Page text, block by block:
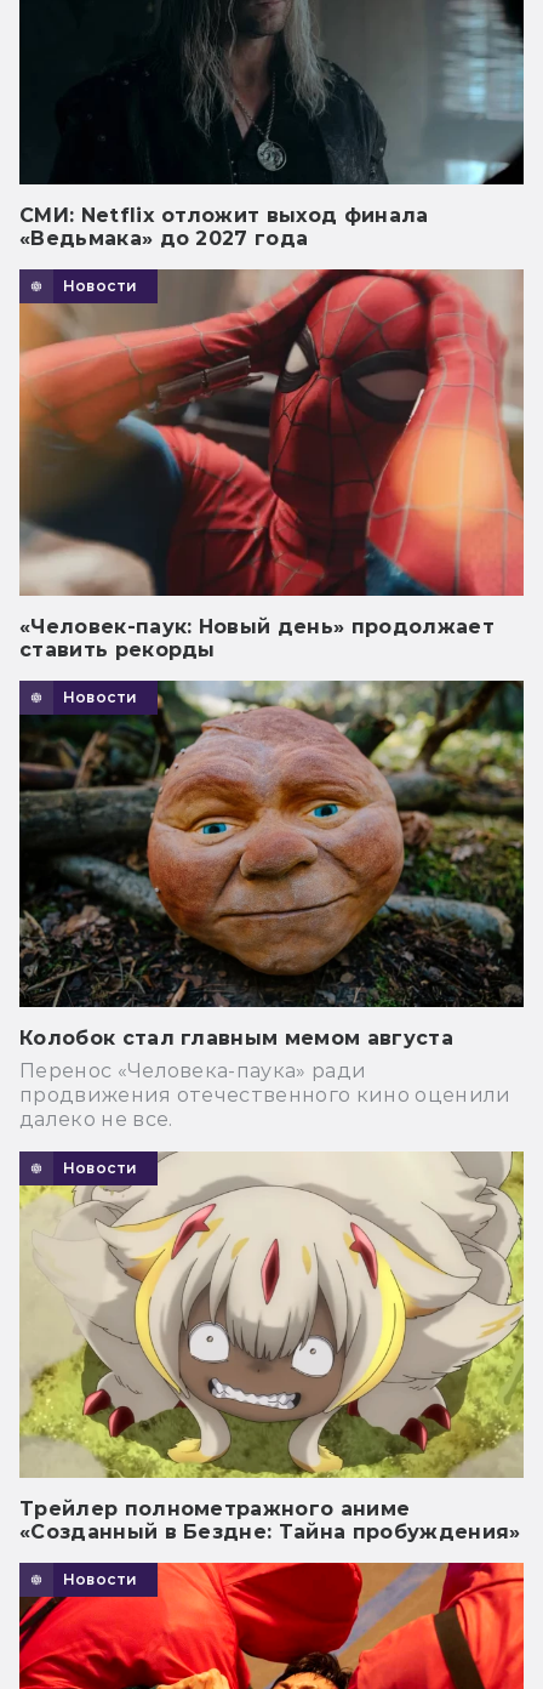
СМИ: Netflix отложит выход финала
«Ведьмака» до 2027 года
Новости
«Человек-паук: Новый день» продолжает
ставить рекорды
Новости
Колобок стал главным мемом августа
Перенос «Человека-паука» ради
продвижения отечественного кино оценили
далеко не все.
Новости
Трейлер полнометражного аниме
«Созданный в Бездне: Тайна пробуждения»
Новости